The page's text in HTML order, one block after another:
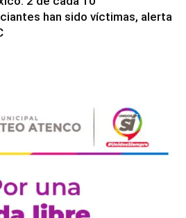
han sido víctimas, alerta